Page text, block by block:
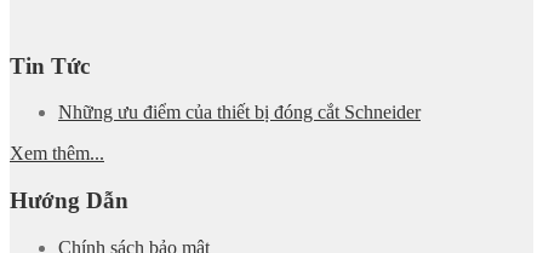
Tin Tức
Những ưu điểm của thiết bị đóng cắt Schneider
Xem thêm...
Hướng Dẫn
Chính sách bảo mật